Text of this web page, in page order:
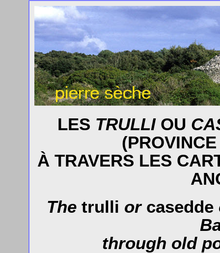
LES TRULLIOU
À TRAVERS LES
The trulli or casedde
through old